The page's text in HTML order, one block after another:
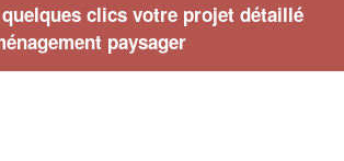
clics votre projet détaillé
paysager